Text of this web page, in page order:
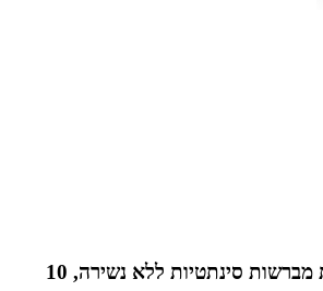
STANLEY מערכת מברשות סינתטיות ללא נשירה, 10